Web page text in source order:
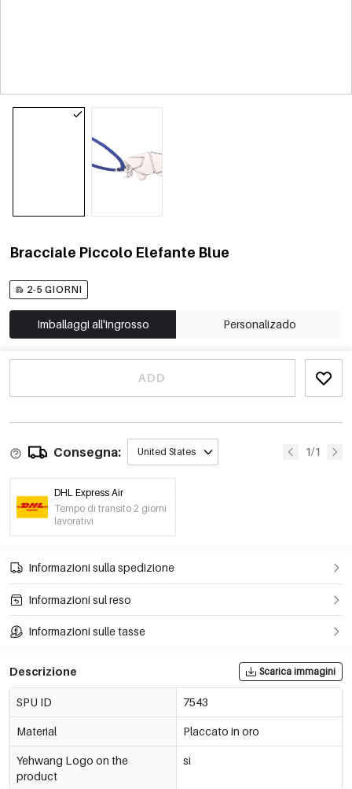
Bracciale Piccolo Elefante Blue
2-5 GIORNI
Imballaggi all'ingrosso Personalizado
ADD
Consegna: United States 1/1
DHL Express Air
Tempo di transito 2 giorni
lavorativi
Informazioni sulla spedizione
Informazioni sul reso
Informazioni sulle tasse
Descrizione Scarica immagini
SPU ID 7543
Material Placcato in oro
Yehwang Logo on the
product
sì